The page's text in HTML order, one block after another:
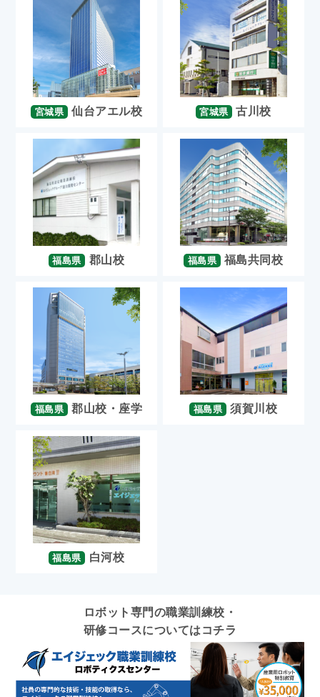
宮城県 仙台アエル校 宮城県 古川校
福島県 郡山校 福島県 福島共同校
福島県 郡山校・座学 福島県 須賀川校
福島県 白河校
ロボット専門の職業訓練校・
研修コースについてはコチラ